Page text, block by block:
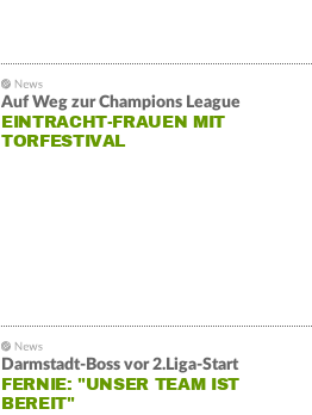
Auf Weg zur Champions League
EINTRACHT-FRAUEN MIT
TORFESTIVAL
Darmstadt-Boss vor 2.Liga-Start
FERNIE: "UNSER TEAM IST
BEREIT"